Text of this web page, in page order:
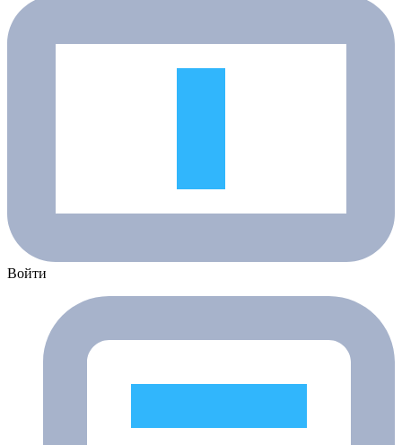
Войти